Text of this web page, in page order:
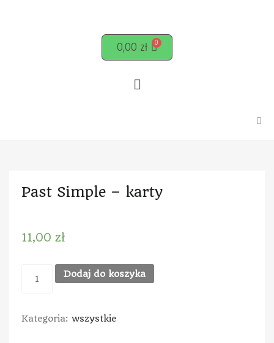
0,00 zł
Past Simple – karty
11,00 zł
Dodaj do koszyka
Kategoria: wszystkie